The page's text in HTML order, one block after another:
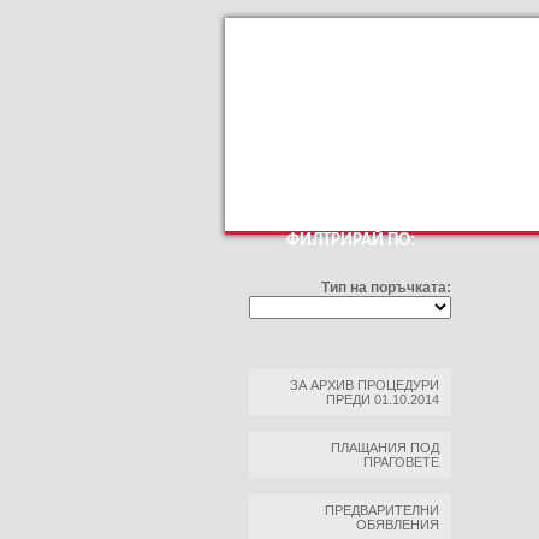
ФИЛТРИРАЙ ПО:
Тип на поръчката:
ЗА АРХИВ ПРОЦЕДУРИ
ПРЕДИ 01.10.2014
ПЛАЩАНИЯ ПОД
ПРАГОВЕТЕ
ПРЕДВАРИТЕЛНИ
ОБЯВЛЕНИЯ